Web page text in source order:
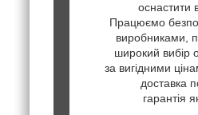
оснастити
Працюємо
виробниками,
широкий вибір
за вигідними
доставка
гарантія